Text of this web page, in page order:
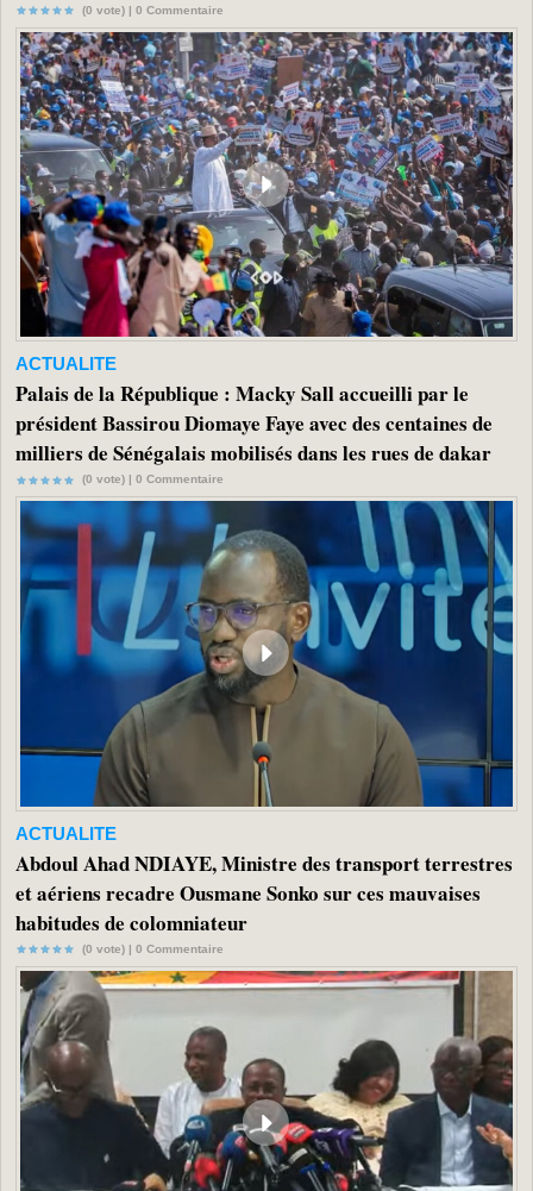
(0 vote) | 0 Commentaire
ACTUALITE
Palais de la République : Macky Sall accueilli par le
président Bassirou Diomaye Faye avec des centaines de
milliers de Sénégalais mobilisés dans les rues de dakar
(0 vote) | 0 Commentaire
ACTUALITE
Abdoul Ahad NDIAYE, Ministre des transport terrestres
et aériens recadre Ousmane Sonko sur ces mauvaises
habitudes de colomniateur
(0 vote) | 0 Commentaire